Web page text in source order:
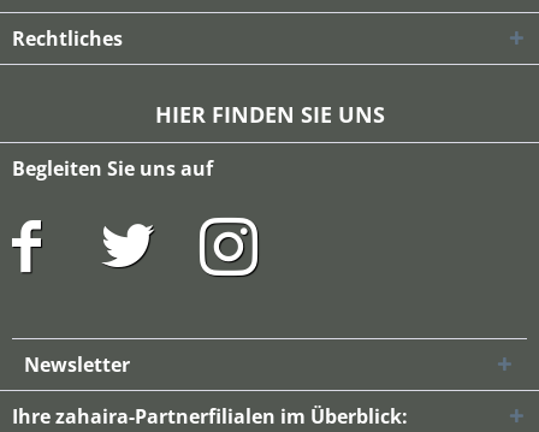
Rechtliches
HIER FINDEN SIE UNS
Begleiten Sie uns auf
Newsletter
Ihre zahaira-Partnerfilialen im Überblick: